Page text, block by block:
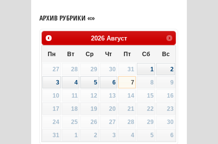
АРХИВ РУБРИКИ «»
2026 Август
Пн Вт Ср Чт Пт Сб Вс
27 28 29 30 31 1
2
3
4 5 6 7 8
9
10
11 12 13 14 15
16
17
18 19 20 21 22
23
24
25 26 27 28 29
30
31
1 2 3 4 5 6